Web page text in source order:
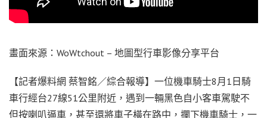
畫面來源：WoWtchout – 地圖型行車影像分享平台
【記者爆料網 蔡智銘／綜合報導】一位機車騎士8月1日騎
車行經台27線51公里附近，遇到一輛黑色自小客車駕駛不
但按喇叭逼車，甚至還將車子橫在路中，攔下機車騎士，一